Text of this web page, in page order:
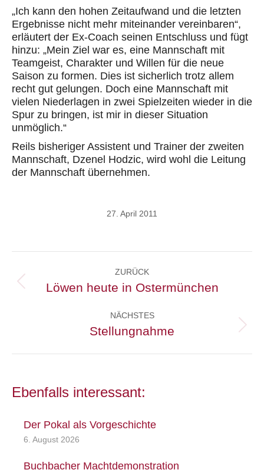
„Ich kann den hohen Zeitaufwand und die letzten
Ergebnisse nicht mehr miteinander vereinbaren“,
erläutert der Ex-Coach seinen Entschluss und fügt
hinzu: „Mein Ziel war es, eine Mannschaft mit
Teamgeist, Charakter und Willen für die neue
Saison zu formen. Dies ist sicherlich trotz allem
recht gut gelungen. Doch eine Mannschaft mit
vielen Niederlagen in zwei Spielzeiten wieder in die
Spur zu bringen, ist mir in dieser Situation
unmöglich.“
Reils bisheriger Assistent und Trainer der zweiten
Mannschaft, Dzenel Hodzic, wird wohl die Leitung
der Mannschaft übernehmen.
27. April 2011
ZURÜCK
Vorheriger
Löwen heute in Ostermünchen
NÄCHSTES
Nächster
Stellungnahme
Ebenfalls interessant:
Der Pokal als Vorgeschichte
6. August 2026
Buchbacher Machtdemonstration